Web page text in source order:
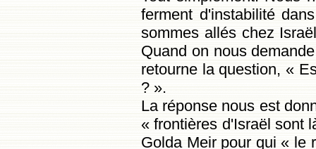
ferment d'instabilité
sommes allés chez
Quand on nous
retourne la question, «
? ».
La réponse nous est
« frontières d'Israël sont
Golda Meir pour qui « le